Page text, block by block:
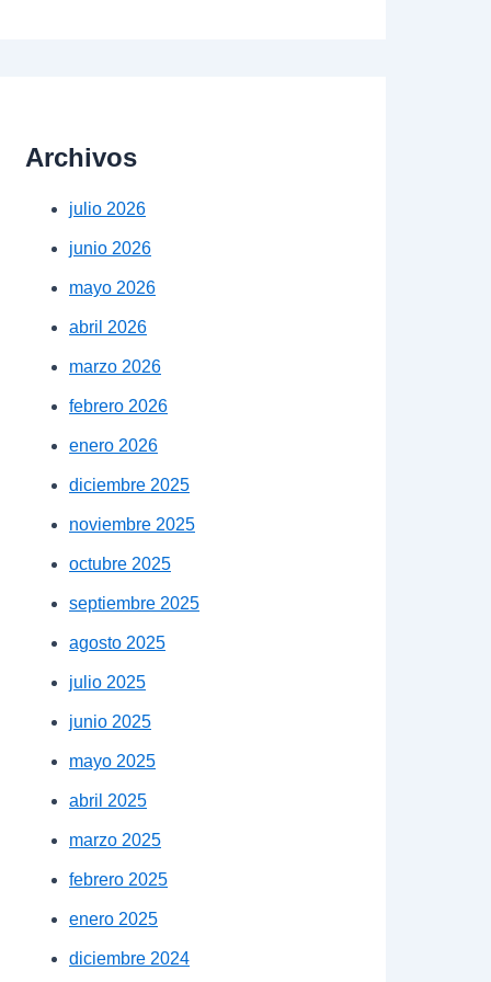
Archivos
julio 2026
junio 2026
mayo 2026
abril 2026
marzo 2026
febrero 2026
enero 2026
diciembre 2025
noviembre 2025
octubre 2025
septiembre 2025
agosto 2025
julio 2025
junio 2025
mayo 2025
abril 2025
marzo 2025
febrero 2025
enero 2025
diciembre 2024